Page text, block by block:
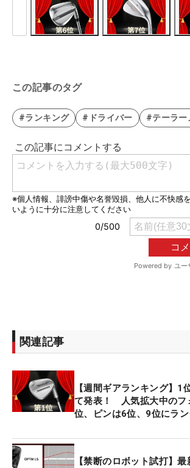
この記事のタグ
#ランキング #ドライバー #テーラー
関連記事
【週間ギアランキング】1
て発表！ 人気拡大中のフ
位、ピンは6位、9位にラ
【禁断のロボット試打】